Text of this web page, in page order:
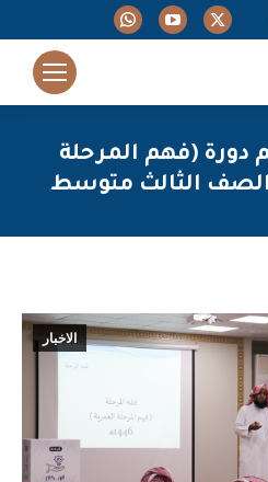
X
in
window
YouTube
in
window
Whatsapp
opens
in
window
دورة (فهم المرحلة
الصف الثالث متوسط
الاخبار